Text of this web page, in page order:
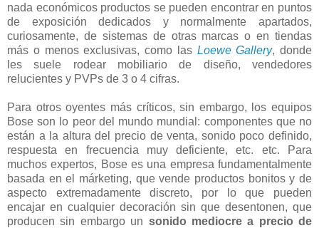
nada económicos productos se pueden encontrar en puntos
de exposición dedicados y normalmente apartados,
curiosamente, de sistemas de otras marcas o en tiendas
más o menos exclusivas, como las Loewe Gallery, donde
les suele rodear mobiliario de diseño, vendedores
relucientes y PVPs de 3 o 4 cifras.
Para otros oyentes más críticos, sin embargo, los equipos
Bose son lo peor del mundo mundial: componentes que no
están a la altura del precio de venta, sonido poco definido,
respuesta en frecuencia muy deficiente, etc. etc. Para
muchos expertos, Bose es una empresa fundamentalmente
basada en el márketing, que vende productos bonitos y de
aspecto extremadamente discreto, por lo que pueden
encajar en cualquier decoración sin que desentonen, que
producen sin embargo un sonido mediocrea precio de